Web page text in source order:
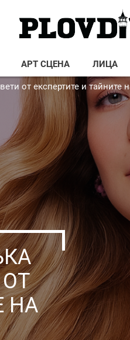
АРТ СЦЕНА ЛИЦА
от експертите и тайните
НА